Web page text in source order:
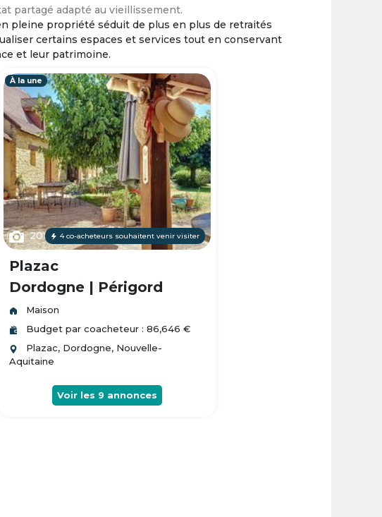
partagé adapté au vieillissement.
pleine propriété séduit de plus en plus de retraités
certains espaces et services tout en conservant
et leur patrimoine.
À la une
20 4 co-acheteurs souhaitent venir visiter
Plazac
Dordogne | Périgord
Maison
Budget par coacheteur : 86,646 €
Plazac, Dordogne, Nouvelle-
Aquitaine
Voir les 9 annonces